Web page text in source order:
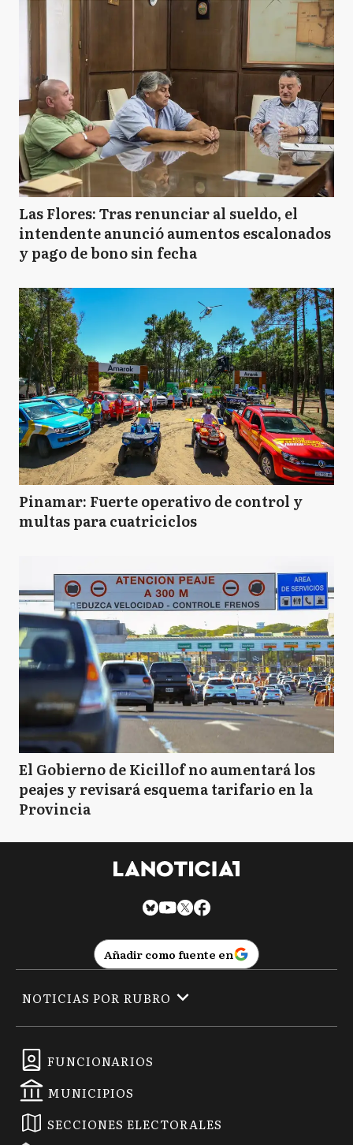
Las Flores: Tras renunciar al sueldo, el
intendente anunció aumentos escalonados
y pago de bono sin fecha
Pinamar: Fuerte operativo de control y
multas para cuatriciclos
El Gobierno de Kicillof no aumentará los
peajes y revisará esquema tarifario en la
Provincia
Añadir como fuente en
FUNCIONARIOS
MUNICIPIOS
SECCIONES ELECTORALES
NOTICIAS POR RUBRO